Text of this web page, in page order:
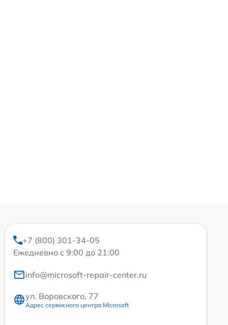
+7 (800) 301-34-05
Ежедневно с 9:00 до 21:00
info@microsoft-repair-center.ru
ул. Воровского, 77
Адрес сервисного центра Microsoft